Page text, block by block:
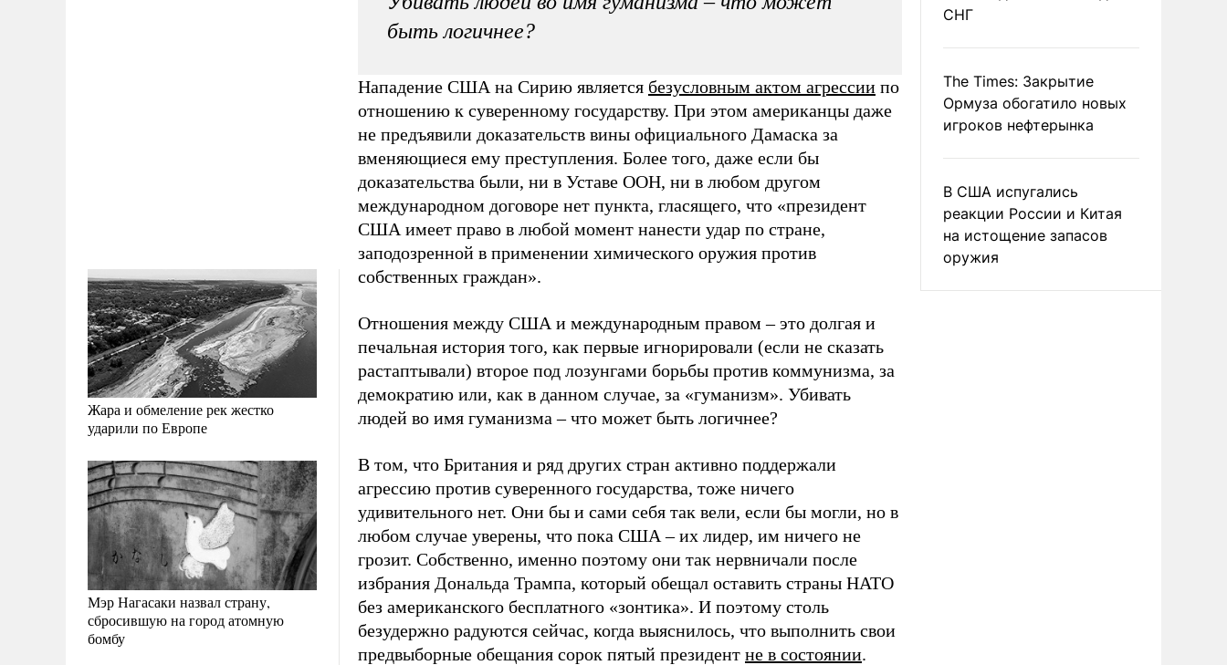
Жара и обмеление рек жестко
ударили по Европе
Мэр Нагасаки назвал страну,
сбросившую на город атомную
бомбу
быть логичнее?
Нападение США на Сирию является безусловным актом агрессии по
отношению к суверенному государству. При этом американцы даже
не предъявили доказательств вины официального Дамаска за
вменяющиеся ему преступления. Более того, даже если бы
доказательства были, ни в Уставе ООН, ни в любом другом
международном договоре нет пункта, гласящего, что «президент
США имеет право в любой момент нанести удар по стране,
заподозренной в применении химического оружия против
собственных граждан».
Отношения между США и международным правом – это долгая и
печальная история того, как первые игнорировали (если не сказать
растаптывали) второе под лозунгами борьбы против коммунизма, за
демократию или, как в данном случае, за «гуманизм». Убивать
людей во имя гуманизма – что может быть логичнее?
В том, что Британия и ряд других стран активно поддержали
агрессию против суверенного государства, тоже ничего
удивительного нет. Они бы и сами себя так вели, если бы могли, но в
любом случае уверены, что пока США – их лидер, им ничего не
грозит. Собственно, именно поэтому они так нервничали после
избрания Дональда Трампа, который обещал оставить страны НАТО
без американского бесплатного «зонтика». И поэтому столь
безудержно радуются сейчас, когда выяснилось, что выполнить свои
предвыборные обещания сорок пятый президент не в состоянии.
СНГ
The Times: Закрытие
Ормуза обогатило новых
игроков нефтерынка
В США испугались
реакции России и Китая
на истощение запасов
оружия